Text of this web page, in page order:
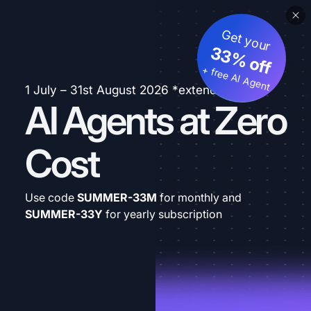
1 July – 31st August 2026 *extended
AI Agents at Zero
Cost
Get your
33% off
+ free AI Agent
Use code SUMMER-33M for monthly and
SUMMER-33Y for yearly subscription